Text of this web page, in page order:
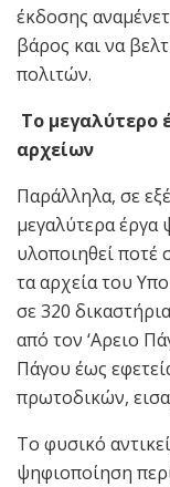
έκδοσης
βάρος και να
πολιτών.
Το μεγαλύτερο
αρχείων
Παράλληλα, σε
μεγαλύτερα
υλοποιηθεί
τα αρχεία του
σε 320
από τον ‘Αρειο
Πάγου έως
πρωτοδικών,
Το φυσικό
ψηφιοποίηση